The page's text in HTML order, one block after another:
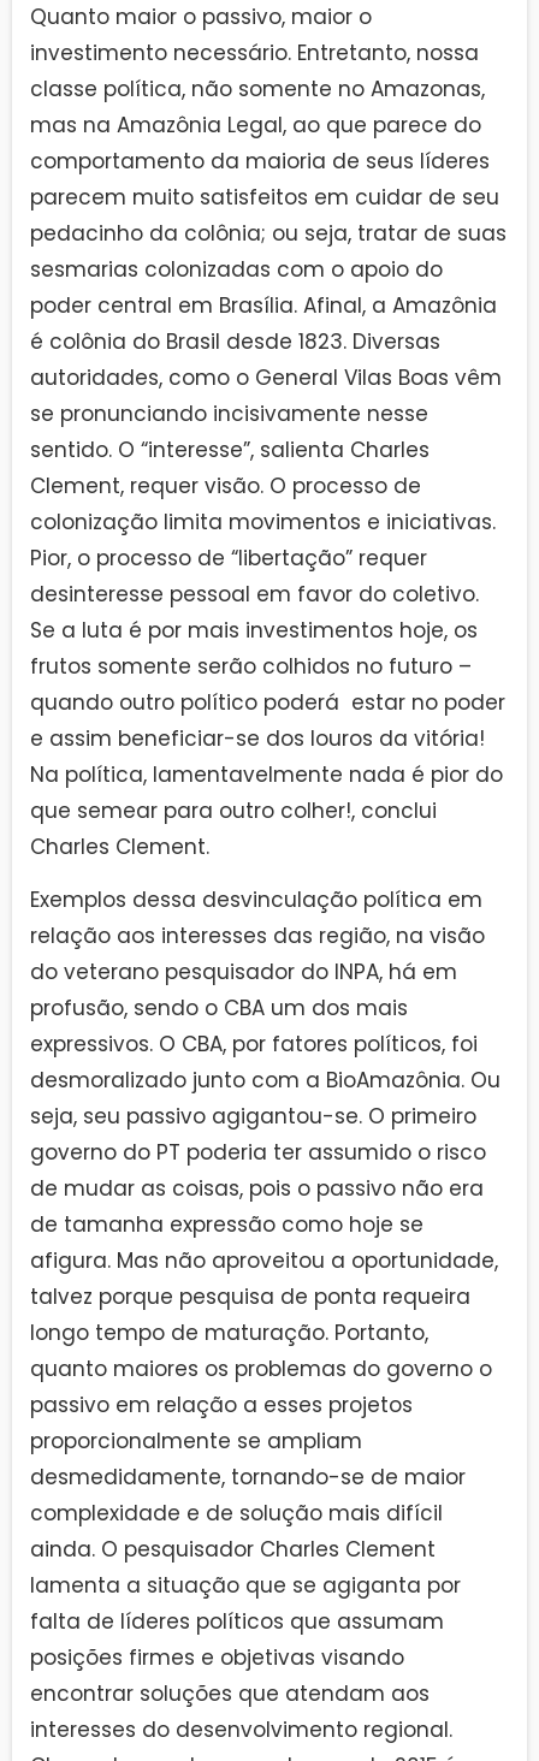
Quanto maior o passivo, maior o
investimento necessário. Entretanto, nossa
classe política, não somente no Amazonas,
mas na Amazônia Legal, ao que parece do
comportamento da maioria de seus líderes
parecem muito satisfeitos em cuidar de seu
pedacinho da colônia; ou seja, tratar de suas
sesmarias colonizadas com o apoio do
poder central em Brasília. Afinal, a Amazônia
é colônia do Brasil desde 1823. Diversas
autoridades, como o General Vilas Boas vêm
se pronunciando incisivamente nesse
sentido. O “interesse”, salienta Charles
Clement, requer visão. O processo de
colonização limita movimentos e iniciativas.
Pior, o processo de “libertação” requer
desinteresse pessoal em favor do coletivo.
Se a luta é por mais investimentos hoje, os
frutos somente serão colhidos no futuro –
quando outro político poderá estar no poder
e assim beneficiar-se dos louros da vitória!
Na política, lamentavelmente nada é pior do
que semear para outro colher!, conclui
Charles Clement.
Exemplos dessa desvinculação política em
relação aos interesses das região, na visão
do veterano pesquisador do INPA, há em
profusão, sendo o CBA um dos mais
expressivos. O CBA, por fatores políticos, foi
desmoralizado junto com a BioAmazônia. Ou
seja, seu passivo agigantou-se. O primeiro
governo do PT poderia ter assumido o risco
de mudar as coisas, pois o passivo não era
de tamanha expressão como hoje se
afigura. Mas não aproveitou a oportunidade,
talvez porque pesquisa de ponta requeira
longo tempo de maturação. Portanto,
quanto maiores os problemas do governo o
passivo em relação a esses projetos
proporcionalmente se ampliam
desmedidamente, tornando-se de maior
complexidade e de solução mais difícil
ainda. O pesquisador Charles Clement
lamenta a situação que se agiganta por
falta de líderes políticos que assumam
posições firmes e objetivas visando
encontrar soluções que atendam aos
interesses do desenvolvimento regional.